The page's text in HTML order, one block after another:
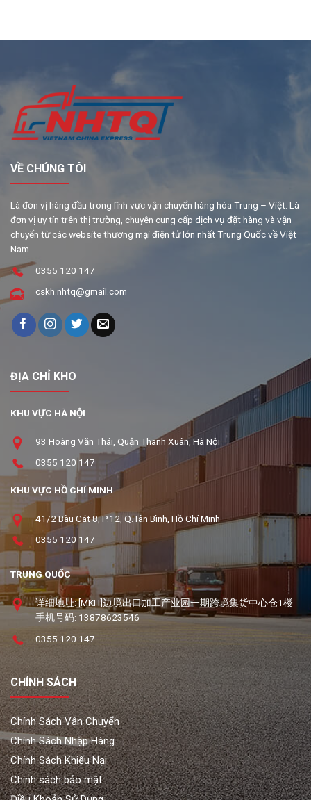
VỀ CHÚNG TÔI
Là đơn vị hàng đầu trong lĩnh vực vận chuyển hàng hóa Trung – Việt. Là
đơn vị uy tín trên thị trường, chuyên cung cấp dịch vụ đặt hàng và vận
chuyển từ các website thương mại điện tử lớn nhất Trung Quốc về Việt
Nam.
0355 120 147
cskh.nhtq@gmail.com
ĐỊA CHỈ KHO
KHU VỰC HÀ NỘI
93 Hoàng Văn Thái, Quận Thanh Xuân, Hà Nội
0355 120 147
KHU VỰC HỒ CHÍ MINH
41/2 Bàu Cát 8, P.12, Q.Tân Bình, Hồ Chí Minh
0355 120 147
TRUNG QUỐC
详细地址: [MKH]边境出口加工产业园一期跨境集货中心仓1楼
手机号码: 13878623546
0355 120 147
CHÍNH SÁCH
Chính Sách Vận Chuyển
Chính Sách Nhập Hàng
Chính Sách Khiếu Nại
Chính sách bảo mật